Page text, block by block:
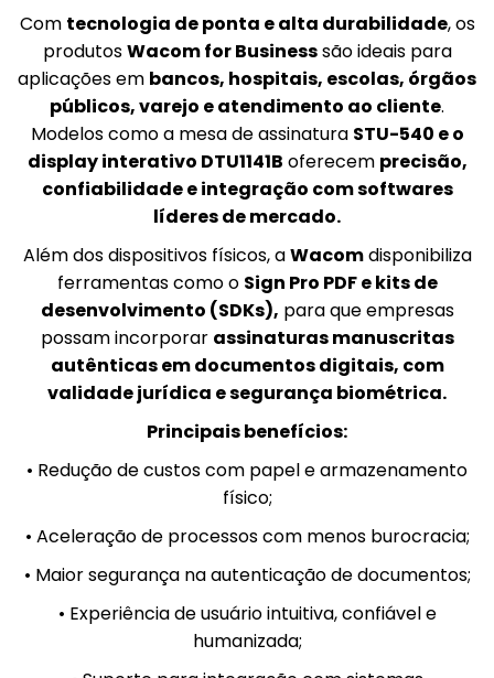
Com tecnologia de ponta e alta durabilidade, os
produtosWacom for Businesssão ideais para
aplicações em bancos, hospitais, escolas, órgãos
públicos, varejo e atendimento ao cliente.
Modelos como a mesa de assinatura STU-540 e o
display interativo DTU1141B oferecem precisão,
confiabilidade e integração com softwares
líderes de mercado.
Além dos dispositivos físicos, aWacomdisponibiliza
ferramentas como o Sign Pro PDF e kits de
desenvolvimento (SDKs), para que empresas
possam incorporar assinaturas manuscritas
autênticas em documentos digitais, com
validade jurídica e segurança biométrica.
Principais benefícios:
• Redução de custos com papel e armazenamento
físico;
• Aceleração de processos com menos burocracia;
• Maior segurança na autenticação de documentos;
• Experiência de usuário intuitiva, confiável e
humanizada;